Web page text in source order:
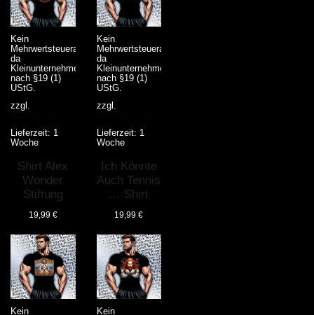
Kein
Mehrwertsteuerausweis,
da
Kleinunternehmer
nach §19 (1)
UStG.
zzgl.
Lieferzeit: 1
Woche
Shirt Alex
Wonder
Stiftung
19,99 €
Kein
Mehrwertsteuerausweis,
da
Kleinunternehmer
nach §19 (1)
UStG.
zzgl.
Lieferzeit: 1
Woche
Ich Könnte
Auch Tennis
… Shirt
19,99€
Kein Kein